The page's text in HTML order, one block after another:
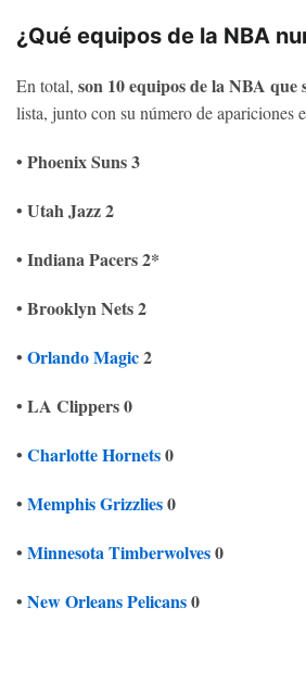
¿Qué equipos de la NBA
En total, son 10 equipos de la NBA
lista, junto con su número de apariciones
• Phoenix Suns 3
• Utah Jazz 2
• Indiana Pacers 2*
• Brooklyn Nets 2
• Orlando Magic2
• LA Clippers 0
• Charlotte Hornets0
• Memphis Grizzlies0
• Minnesota Timberwolves0
• New Orleans Pelicans0